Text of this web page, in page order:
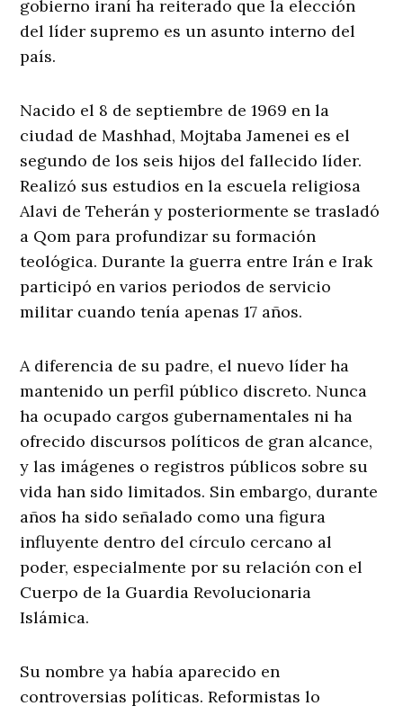
gobierno iraní ha reiterado que la elección
del líder supremo es un asunto interno del
país.
Nacido el 8 de septiembre de 1969 en la
ciudad de Mashhad, Mojtaba Jamenei es el
segundo de los seis hijos del fallecido líder.
Realizó sus estudios en la escuela religiosa
Alavi de Teherán y posteriormente se trasladó
a Qom para profundizar su formación
teológica. Durante la guerra entre Irán e Irak
participó en varios periodos de servicio
militar cuando tenía apenas 17 años.
A diferencia de su padre, el nuevo líder ha
mantenido un perfil público discreto. Nunca
ha ocupado cargos gubernamentales ni ha
ofrecido discursos políticos de gran alcance,
y las imágenes o registros públicos sobre su
vida han sido limitados. Sin embargo, durante
años ha sido señalado como una figura
influyente dentro del círculo cercano al
poder, especialmente por su relación con el
Cuerpo de la Guardia Revolucionaria
Islámica.
Su nombre ya había aparecido en
controversias políticas. Reformistas lo